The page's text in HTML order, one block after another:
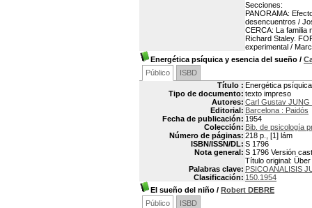
Secciones:
PANORAMA:
desencuentros /
CERCA: La familia
Richard Staley.
experimental /
Energética psíquica y esencia del sueño /
Público
ISBD
Título : Energética
Tipo de documento: texto impreso
Autores: Carl Gustav JUNG
Editorial: Barcelona : Paidós
Fecha de publicación: 1954
Colección: Bib. de psicología
Número de páginas: 218 p., [1] lám
ISBN/ISSN/DL: S 1796
Nota general: S 1796 Versión
Título original:
Palabras clave: PSICOANALISIS
Clasificación: 150.1954
El sueño del niño / Robert DEBRE
Público
ISBD